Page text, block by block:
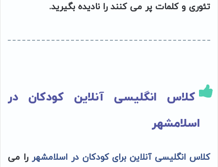
تئوری و کلمات پر می کنند را نادیده بگیرید.
کلاس انگلیسی آنلاین کودکان در
اسلامشهر
کلاس انگلیسی آنلاین برای کودکان در اسلامشهر را می